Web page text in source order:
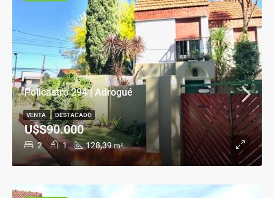
Policastro 294 | Adrogué
2 1 128,39 m²
U$S90.000
VENTA DESTACADO